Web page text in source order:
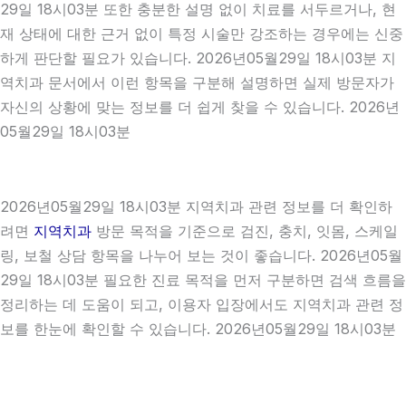
29일 18시03분 또한 충분한 설명 없이 치료를 서두르거나, 현
재 상태에 대한 근거 없이 특정 시술만 강조하는 경우에는 신중
하게 판단할 필요가 있습니다. 2026년05월29일 18시03분 지
역치과 문서에서 이런 항목을 구분해 설명하면 실제 방문자가
자신의 상황에 맞는 정보를 더 쉽게 찾을 수 있습니다. 2026년
05월29일 18시03분
2026년05월29일 18시03분 지역치과 관련 정보를 더 확인하
려면 지역치과 방문 목적을 기준으로 검진, 충치, 잇몸, 스케일
링, 보철 상담 항목을 나누어 보는 것이 좋습니다. 2026년05월
29일 18시03분 필요한 진료 목적을 먼저 구분하면 검색 흐름을
정리하는 데 도움이 되고, 이용자 입장에서도 지역치과 관련 정
보를 한눈에 확인할 수 있습니다. 2026년05월29일 18시03분